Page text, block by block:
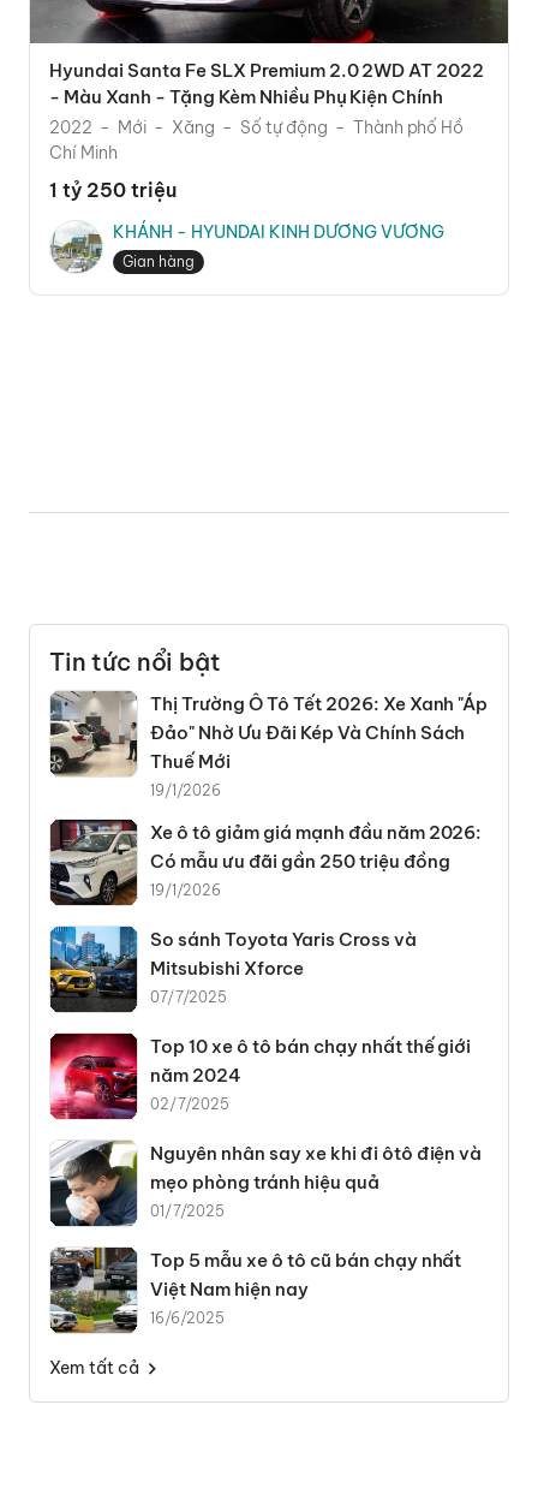
Hyundai Santa Fe SLX Premium 2.0 2WD AT 2022
- Màu Xanh - Tặng Kèm Nhiều Phụ Kiện Chính
Hãng
2022 Mới Xăng Số tự động
Thành phố Hồ
Chí Minh
1 tỷ 250 triệu
KHÁNH - HYUNDAI KINH DƯƠNG VƯƠNG
Gian hàng
Tin tức nổi bật
Thị Trường Ô Tô Tết 2026: Xe Xanh "Áp
Đảo" Nhờ Ưu Đãi Kép Và Chính Sách
Thuế Mới
19/1/2026
Xe ô tô giảm giá mạnh đầu năm 2026:
Có mẫu ưu đãi gần 250 triệu đồng
19/1/2026
So sánh Toyota Yaris Cross và
Mitsubishi Xforce
07/7/2025
Top 10 xe ô tô bán chạy nhất thế giới
năm 2024
02/7/2025
Nguyên nhân say xe khi đi ôtô điện và
mẹo phòng tránh hiệu quả
01/7/2025
Top 5 mẫu xe ô tô cũ bán chạy nhất
Việt Nam hiện nay
16/6/2025
Xem tất cả